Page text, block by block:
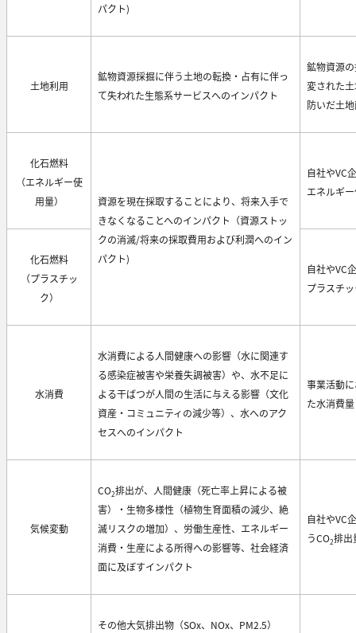
パクト)
土地利用
鉱物資源採掘に伴う土地の転換・占有に伴っ
て失われた生態系サービスへのインパクト
鉱物資源
変された
防いだ土
化石燃料
（エネルギー使
用量）
資源を現在採取することにより、将来入手で
きなくなることへのインパクト（資源ストッ
クの消滅/将来の採取費用および利潤へのイン
パクト)
自社やVC
エネルギ
化石燃料
（プラスチッ
ク）
自社やVC
プラスチ
水消費
水消費による人間健康への影響（水に関連す
る感染症被害や栄養失調被害）や、水不足に
よる干ばつが人間の生活に与える影響（文化
資産・コミュニティの減少等）、水へのアク
セスへのインパクト
事業活動
た水消費量
気候変動
CO2排出が、人間健康（死亡率上昇による被
害）・生物多様性（植物生育面積の減少、絶
滅リスクの増加）、労働生産性、エネルギー
消費・生産による所得への影響等、社会経済
面に及ぼすインパクト
自社やVC
うCO2排出
その他大気排出物（SOx、NOx、PM2.5）